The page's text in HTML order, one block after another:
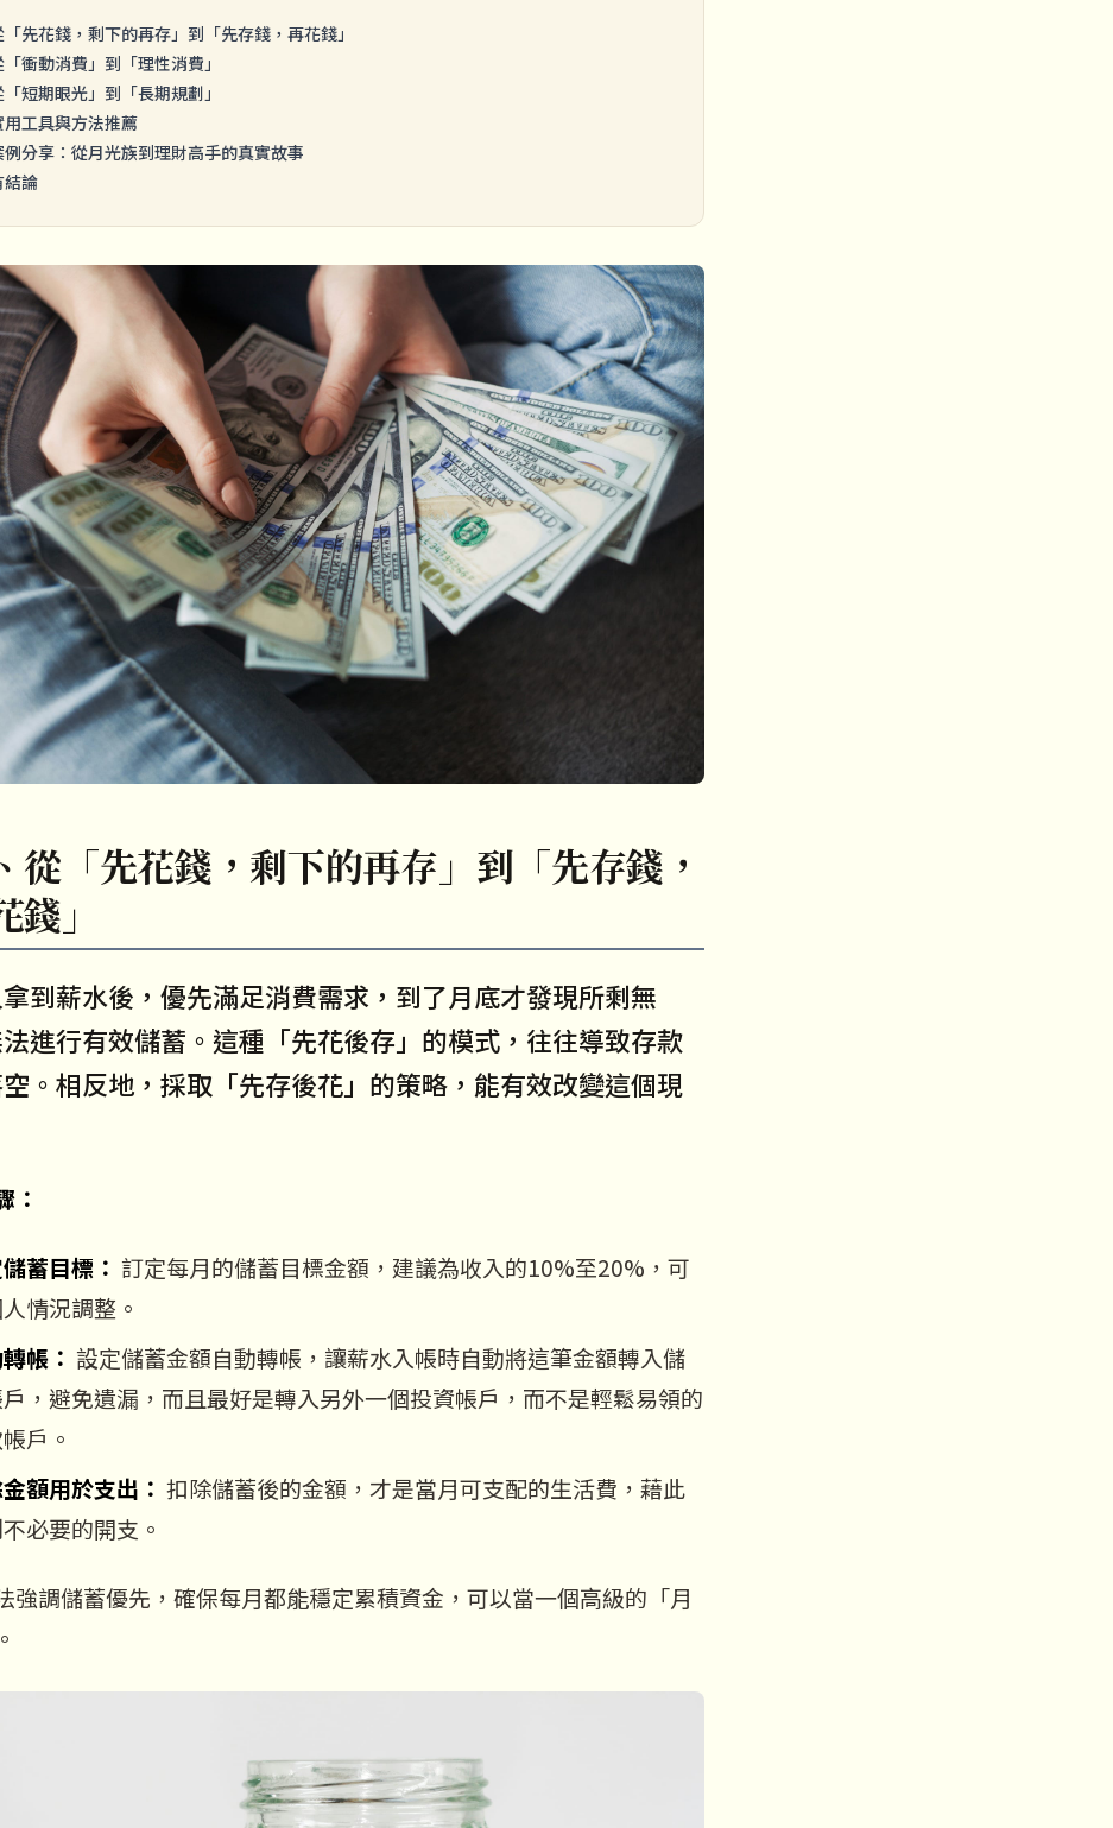
先花錢，剩下的再存」到「先存錢，再花錢」
衝動消費」到「理性消費」
短期眼光」到「長期規劃」
用工具與方法推薦
例分享：從月光族到理財高手的真實故事
結論
從「先花錢，剩下的再存」到「先存錢，
錢」
到薪水後，優先滿足消費需求，到了月底才發現所剩無
進行有效儲蓄。這種「先花後存」的模式，往往導致存款
。相反地，採取「先存後花」的策略，能有效改變這個現
：
蓄目標： 訂定每月的儲蓄目標金額，建議為收入的10%至20%，可
情況調整。
帳： 設定儲蓄金額自動轉帳，讓薪水入帳時自動將這筆金額轉入儲
，避免遺漏，而且最好是轉入另外一個投資帳戶，而不是輕鬆易領的
戶。
額用於支出： 扣除儲蓄後的金額，才是當月可支配的生活費，藉此
必要的開支。
強調儲蓄優先，確保每月都能穩定累積資金，可以當一個高級的「月